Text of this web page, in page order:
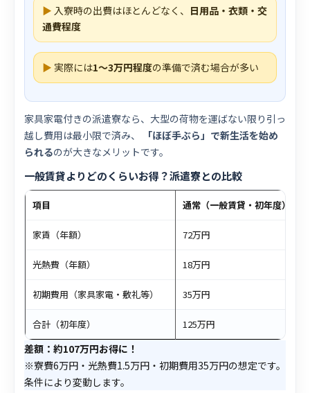
▶ 入寮時の出費はほとんどなく、 日用品・衣類・交
通費程度
▶ 実際には1〜3万円程度の準備で済む場合が多い
家具家電付きの派遣寮なら、大型の荷物を運ばない限り引っ
越し費用は最小限で済み、
「ほぼ手ぶら」で新生活を始め
られるのが大きなメリットです。
一般賃貸よりどのくらいお得？派遣寮との比較
項目 通常（一般賃貸・初年度）
家賃（年額） 72万円
光熱費（年額） 18万円
初期費用（家具家電・敷礼等） 35万円
合計（初年度） 125万円
差額：約107万円お得に！
※寮費6万円・光熱費1.5万円・初期費用35万円の想定です。
条件により変動します。